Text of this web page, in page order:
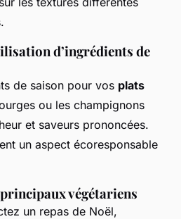
d’ingrédients de
de saison pour vos plats
ou les champignons
et saveurs prononcées.
un aspect écoresponsable
végétariens
un repas de Noël,